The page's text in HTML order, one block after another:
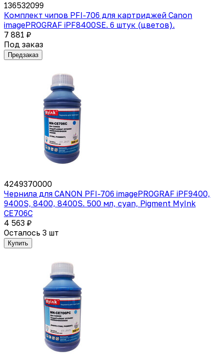
136532099
Комплект чипов PFI-706 для картриджей Canon
imagePROGRAF iPF8400SE. 6 штук (цветов).
7 881 ₽
Под заказ
Предзаказ
4249370000
Чернила для CANON PFI-706 imagePROGRAF iPF9400,
9400S, 8400, 8400S. 500 мл, cyan, Pigment MyInk
CE706C
4 563 ₽
Осталось 3 шт
Купить